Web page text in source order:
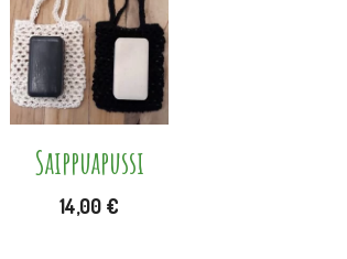
Saippuapussi
14,00 €
tuotteella
on
useampi
muunnelma.
Voit
valinnat